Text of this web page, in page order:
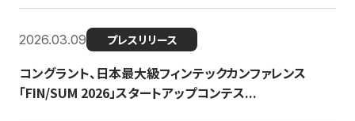
2026.03.09 プレスリリース
コングラント、日本最大級フィンテックカンファレンス
「FIN/SUM 2026」スタートアップコンテス...